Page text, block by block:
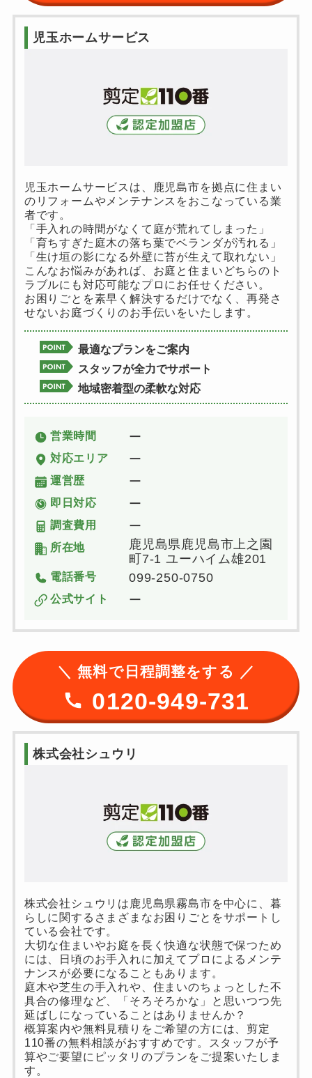
児玉ホームサービス
児玉ホームサービスは、鹿児島市を拠点に住まい
のリフォームやメンテナンスをおこなっている業
者です。
「手入れの時間がなくて庭が荒れてしまった」
「育ちすぎた庭木の落ち葉でベランダが汚れる」
「生け垣の影になる外壁に苔が生えて取れない」
こんなお悩みがあれば、お庭と住まいどちらのト
ラブルにも対応可能なプロにお任せください。
お困りごとを素早く解決するだけでなく、再発さ
せないお庭づくりのお手伝いをいたします。
最適なプランをご案内
スタッフが全力でサポート
地域密着型の柔軟な対応
営業時間 ー
対応エリア ー
運営歴 ー
即日対応 ー
調査費用 ー
所在地
鹿児島県鹿児島市上之園
町7-1 ユーハイム雄201
電話番号 099-250-0750
公式サイト ー
＼ 無料で日程調整をする ／
0120-949-731
株式会社シュウリ
株式会社シュウリは鹿児島県霧島市を中心に、暮
らしに関するさまざまなお困りごとをサポートし
ている会社です。
大切な住まいやお庭を長く快適な状態で保つため
には、日頃のお手入れに加えてプロによるメンテ
ナンスが必要になることもあります。
庭木や芝生の手入れや、住まいのちょっとした不
具合の修理など、「そろそろかな」と思いつつ先
延ばしになっていることはありませんか？
概算案内や無料見積りをご希望の方には、剪定
110番の無料相談がおすすめです。スタッフが予
算やご要望にピッタリのプランをご提案いたしま
す。